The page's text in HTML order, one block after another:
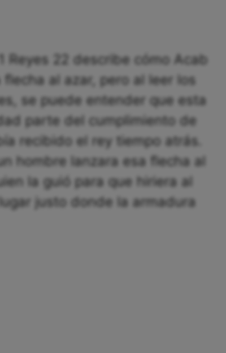
Reyes 22 describe cómo Acab
al azar, pero al leer los
se puede entender que esta
parte del cumplimiento de
recibido el rey tiempo atrás.
hombre lanzara esa flecha al
la guió para que hiriera al
justo donde la armadura